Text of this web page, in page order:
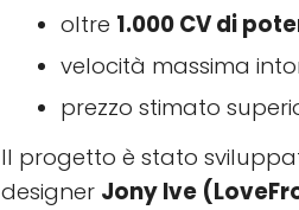
oltre 1.000 CV di
velocità massima
prezzo stimato
Il progetto è stato
designer Jony Ive